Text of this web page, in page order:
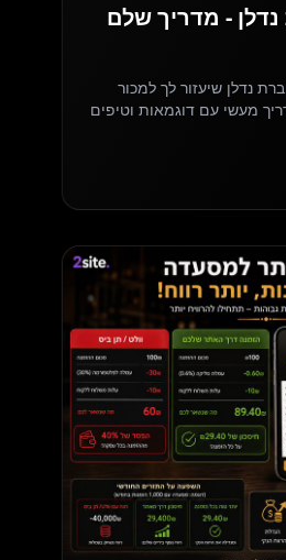
- מדריך שלם
נדלן שיעזור לך למכור
מעשי עם דוגמאות וטיפים